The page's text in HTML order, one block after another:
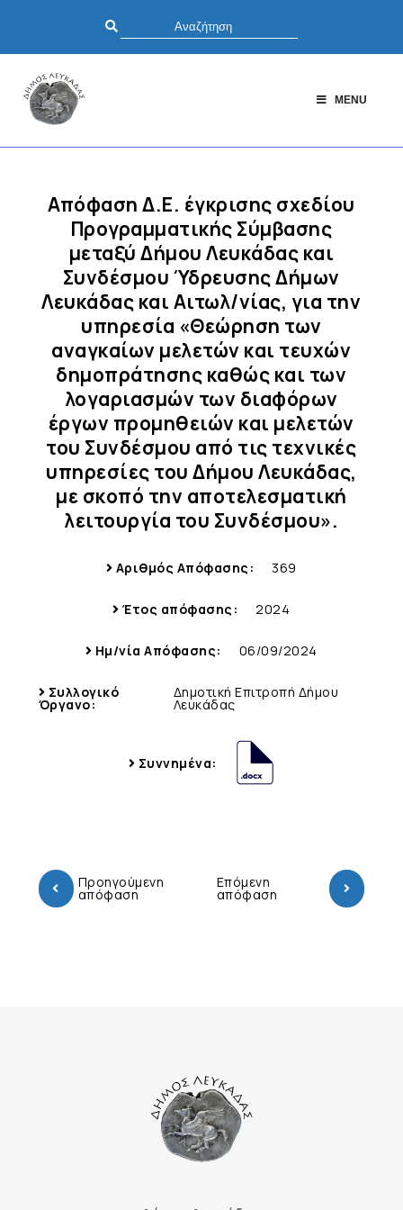
MENU
Απόφαση Δ.Ε. έγκρισης σχεδίου
Προγραμματικής Σύμβασης
μεταξύ Δήμου Λευκάδας και
Συνδέσμου Ύδρευσης Δήμων
Λευκάδας και Αιτωλ/νίας, για την
υπηρεσία «Θεώρηση των
αναγκαίων μελετών και τευχών
δημοπράτησης καθώς και των
λογαριασμών των διαφόρων
έργων προμηθειών και μελετών
του Συνδέσμου από τις τεχνικές
υπηρεσίες του Δήμου Λευκάδας,
με σκοπό την αποτελεσματική
λειτουργία του Συνδέσμου».
Αριθμός Απόφασης: 369
Έτος απόφασης: 2024
Ημ/νία Απόφασης: 06/09/2024
Συλλογικό
Όργανο:
Δημοτική Επιτροπή Δήμου
Λευκάδας
Συννημένα:
Προηγούμενη
απόφαση
Επόμενη
απόφαση